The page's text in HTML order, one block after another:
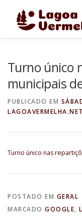
Turno único
municipais
PUBLICADO EM
LAGOAVERMELHA.NET
Turno único nas
POSTADO EM GERAL
MARCADO GOOGLE,